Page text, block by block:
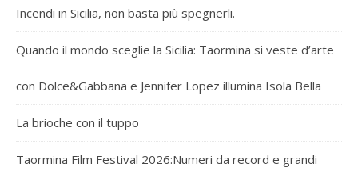
Incendi in Sicilia, non basta più spegnerli.
Quando il mondo sceglie la Sicilia: Taormina si veste d’arte
con Dolce&Gabbana e Jennifer Lopez illumina Isola Bella
La brioche con il tuppo
Taormina Film Festival 2026:Numeri da record e grandi